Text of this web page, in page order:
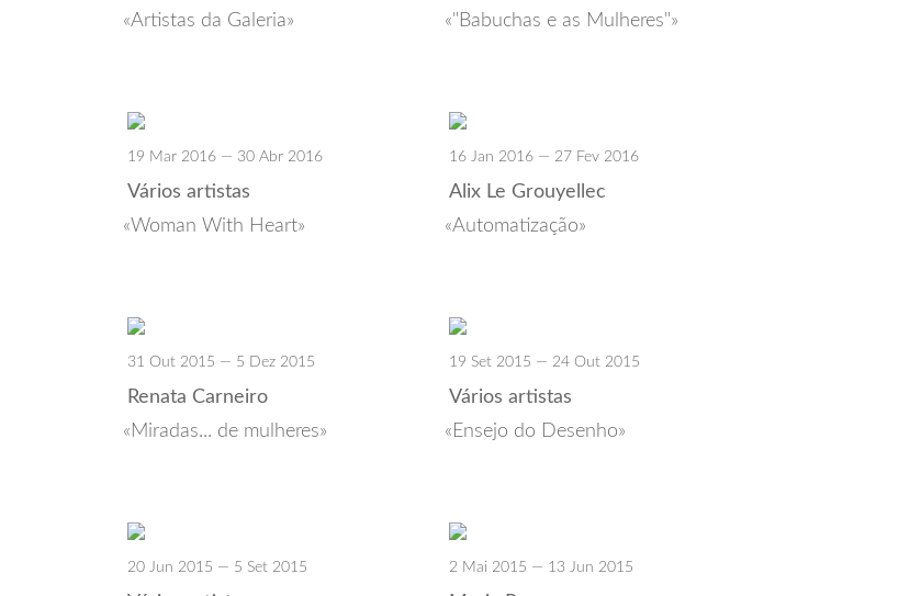
Artistas da Galeria
"Babuchas e as Mulheres"
19 Mar 2016 — 30 Abr 2016
Vários artistas
Woman With Heart
16 Jan 2016 — 27 Fev 2016
Alix Le Grouyellec
Automatização
31 Out 2015 — 5 Dez 2015
Renata Carneiro
Miradas... de mulheres
19 Set 2015 — 24 Out 2015
Vários artistas
Ensejo do Desenho
20 Jun 2015 — 5 Set 2015 2 Mai 2015 — 13 Jun 2015